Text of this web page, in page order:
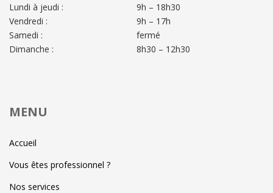
Lundi à jeudi :
Vendredi :
Samedi :
Dimanche :
9h – 18h30
9h – 17h
fermé
8h30 – 12h30
MENU
Accueil
Vous êtes professionnel ?
Nos services